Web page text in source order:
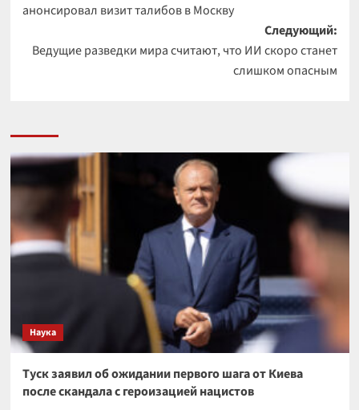
анонсировал визит талибов в Москву
Следующий:
Ведущие разведки мира считают, что ИИ скоро станет
слишком опасным
Наука
Туск заявил об ожидании первого шага от Киева
после скандала с героизацией нацистов